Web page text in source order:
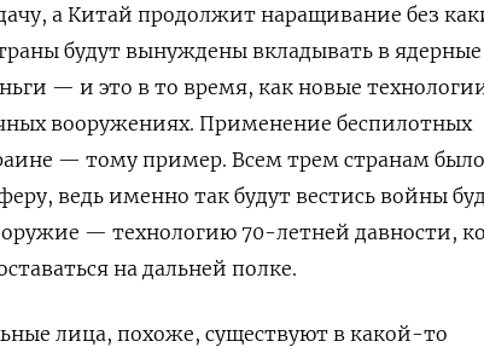
а Китай продолжит наращивание без
будут вынуждены вкладывать в ядерные
— и это в то время, как новые
вооружениях. Применение беспилотных
— тому пример. Всем трем странам
ведь именно так будут вестись войны
оружие — технологию 70-летней давности,
на дальней полке.
лица, похоже, существуют в какой-то